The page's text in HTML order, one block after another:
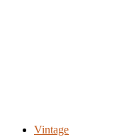
Vintage